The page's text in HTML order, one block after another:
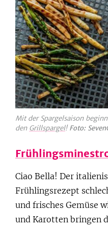
Mit der Spargelsaison
den Grillspargel! Foto:
Ciao Bella! Der
Frühlingsrezept
und frisches Gemüse
und Karotten bringen